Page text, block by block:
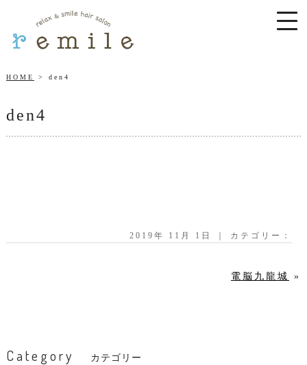
HOME den4
den4
2019年 11月 1日 ｜ カテゴリー：
電脳九龍城 »
Category カテゴリー